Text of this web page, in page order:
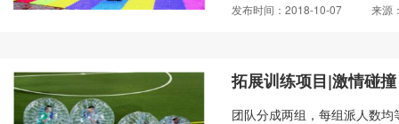
发布时间：2018-10-07 来源
拓展训练项目|激情碰撞
团队分成两组，每组派人数